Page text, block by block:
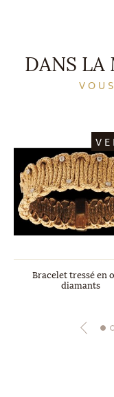
DANS LA
Bracelet tressé en
diamants